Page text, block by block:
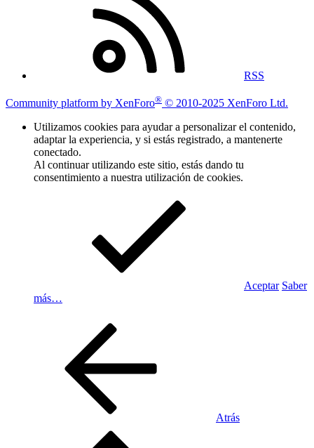
RSS
Community platform by XenForo® © 2010-2025 XenForo Ltd.
Utilizamos cookies para ayudar a personalizar el contenido,
adaptar la experiencia, y si estás registrado, a mantenerte
conectado.
Al continuar utilizando este sitio, estás dando tu
consentimiento a nuestra utilización de cookies.
Aceptar Saber
más…
Atrás